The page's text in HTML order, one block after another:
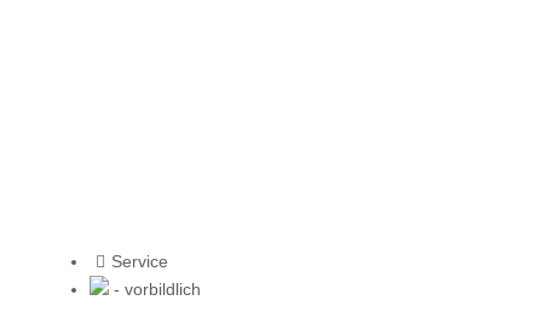
Service
- vorbildlich